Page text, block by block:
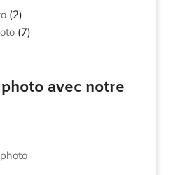
(2)
(7)
avec notre